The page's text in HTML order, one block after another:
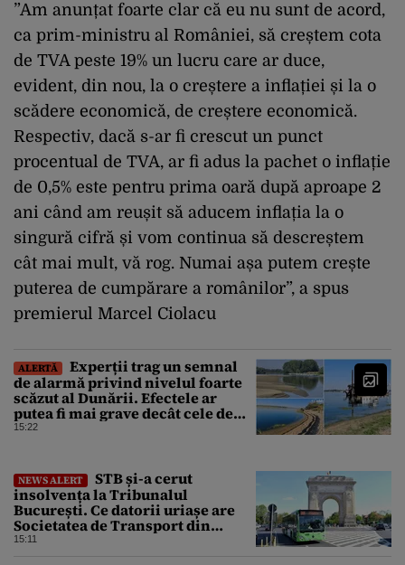
”Am anunțat foarte clar că eu nu sunt de acord,
ca prim-ministru al României, să creștem cota
de TVA peste 19% un lucru care ar duce,
evident, din nou, la o creștere a inflației și la o
scădere economică, de creștere economică.
Respectiv, dacă s-ar fi crescut un punct
procentual de TVA, ar fi adus la pachet o inflație
de 0,5% este pentru prima oară după aproape 2
ani când am reușit să aducem inflația la o
singură cifră și vom continua să descreștem
cât mai mult, vă rog. Numai așa putem crește
puterea de cumpărare a românilor”, a spus
premierul Marcel Ciolacu
ALERTĂ
Experții trag un semnal
de alarmă privind nivelul foarte
scăzut al Dunării. Efectele ar
putea fi mai grave decât cele de
până acum
15:22
NEWS ALERT
STB și-a cerut
insolvența la Tribunalul
București. Ce datorii uriașe are
Societatea de Transport din
București
15:11